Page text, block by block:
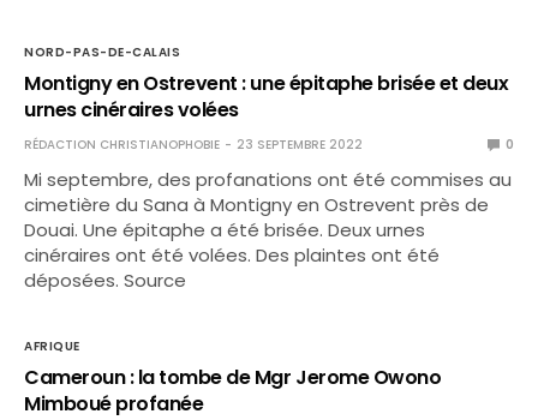
NORD-PAS-DE-CALAIS
Montigny en Ostrevent : une épitaphe brisée et deux
urnes cinéraires volées
RÉDACTION CHRISTIANOPHOBIE 23 SEPTEMBRE 2022 0
Mi septembre, des profanations ont été commises au
cimetière du Sana à Montigny en Ostrevent près de
Douai. Une épitaphe a été brisée. Deux urnes
cinéraires ont été volées. Des plaintes ont été
déposées. Source
AFRIQUE
Cameroun : la tombe de Mgr Jerome Owono
Mimboué profanée